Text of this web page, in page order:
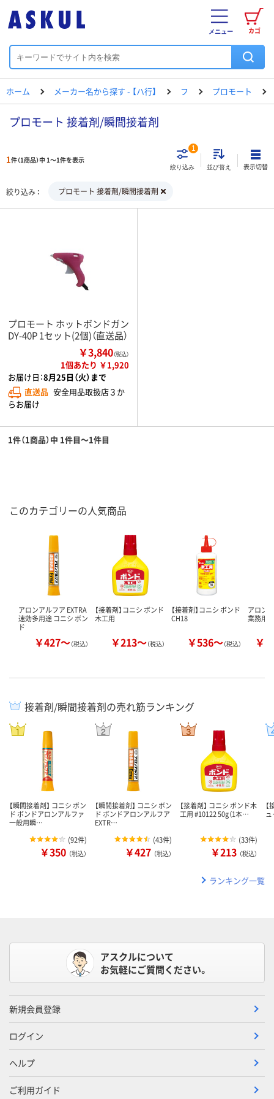
カゴ
メニュー
ホーム メーカー名から探す - 【ハ行】 フ プロモート
プロモート 接着剤/瞬間接着剤
1件（1商品）中 1～1件を表示
絞り込み
1
並び替え 表示切替
絞り込み プロモート 接着剤/瞬間接着剤
プロモート ホットボンドガン
DY-40P 1セット(2個)（直送品）
￥3,840（税込）
1個あたり ￥1,920
お届け日：8月25日（火）まで
直送品 安全用品取扱店３か
らお届け
1件（1商品）中 1件目～1件目
このカテゴリーの人気商品
アロンアルフア EXTRA
速効多用途 コニシ ボン
ド
￥427～（税込）
【接着剤】コニシ ボンド
木工用
￥213～（税込）
【接着剤】コニシ ボンド
CH18
￥536～（税込）
アロン
業務用
￥
接着剤/瞬間接着剤の売れ筋ランキング
【瞬間接着剤】 コニシ ボン
ド ボンドアロンアルファ
一般用瞬…
(92件)
￥350 （税込）
【瞬間接着剤】 コニシ ボン
ド ボンドアロンアルフア
EXTR…
(43件)
￥427 （税込）
【接着剤】 コニシ ボンド木
工用 #10122 50g（1本…
(33件)
￥213 （税込）
ランキング一覧
アスクルについて
お気軽にご質問ください。
新規会員登録
ログイン
ヘルプ
ご利用ガイド